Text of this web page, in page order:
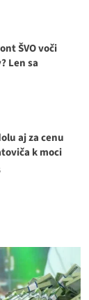
ŠVO voči
Len sa
aj za cenu
k moci